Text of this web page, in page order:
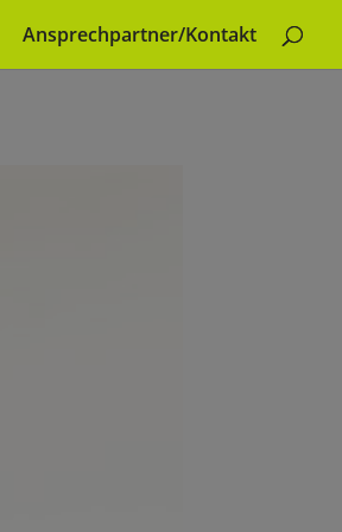
Ansprechpartner/Kontakt